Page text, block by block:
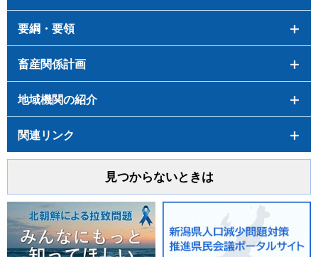
要綱・要領
畜産関係計画
地域機関の紹介
関連リンク
見つからないときは